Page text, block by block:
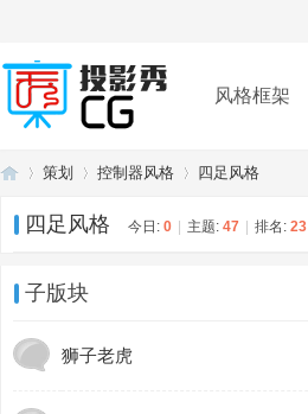
风格框架
插件 帮助 下载
策划 控制器风格 四足风格
四足风格 今日: 0 主题: 47 排名: 23
子版块
狮子老虎